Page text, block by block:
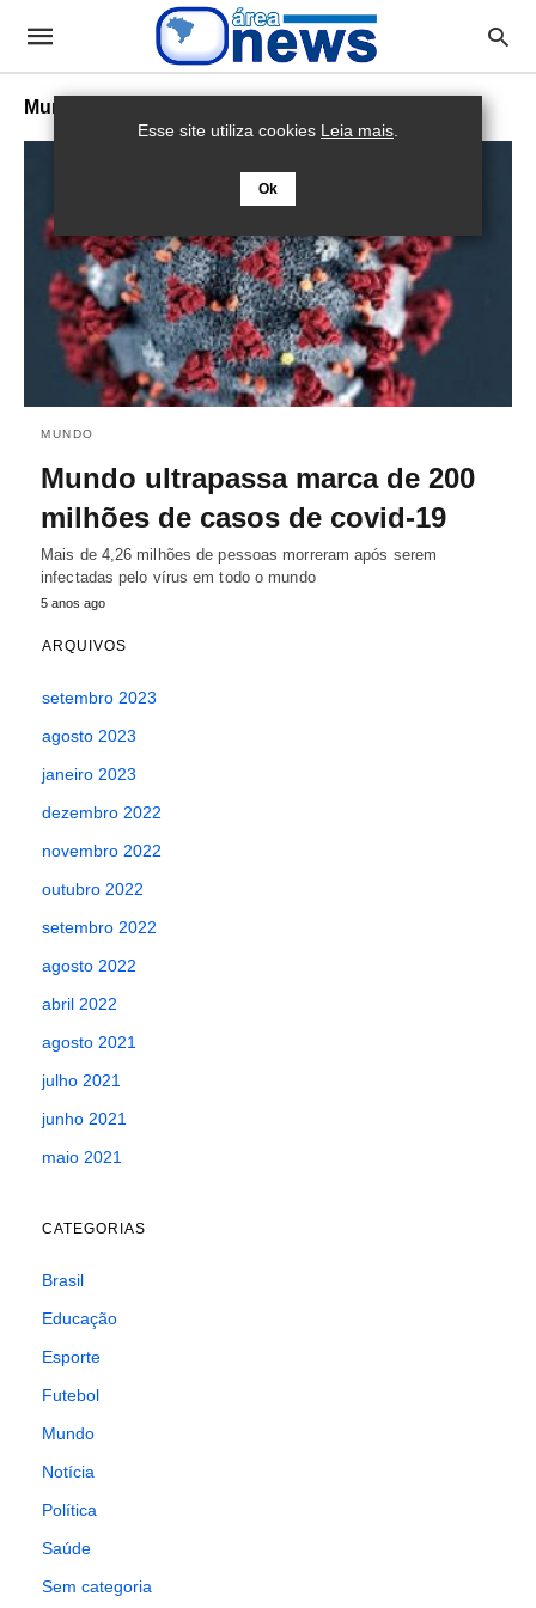
Mundo
MUNDO
Mundo ultrapassa marca de 200
milhões de casos de covid-19
Mais de 4,26 milhões de pessoas morreram após serem
infectadas pelo vírus em todo o mundo
5 anos ago
ARQUIVOS
setembro 2023
agosto 2023
janeiro 2023
dezembro 2022
novembro 2022
outubro 2022
setembro 2022
agosto 2022
abril 2022
agosto 2021
julho 2021
junho 2021
maio 2021
CATEGORIAS
Brasil
Educação
Esporte
Futebol
Mundo
Notícia
Política
Saúde
Sem categoria
Esse site utiliza cookies Leia mais.
Ok